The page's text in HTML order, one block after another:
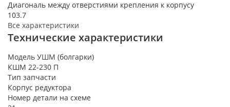
Диагональ между отверстиями крепления к корпусу
103.7
Все характеристики
Технические характеристики
Модель УШМ (болгарки)
КШМ 22-230 П
Тип запчасти
Корпус редуктора
Номер детали на схеме